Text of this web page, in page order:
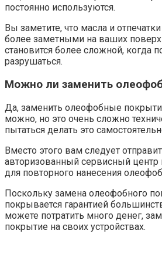
постоянно используются.
Вы заметите, что масла и
более заметными на ваших
становится более сложной, когда
разрушаться.
Можно ли заменить
Да, заменить олеофобные
можно, но это очень сложно
пытаться делать это
Вместо этого вам следует
авторизованный сервисный центр
для повторного нанесения
Поскольку замена олеофобного
покрывается гарантией
можете потратить много денег,
покрытие на своих устройствах.